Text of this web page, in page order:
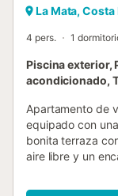
La Mata, Costa
4 pers. 1
Piscina exterior,
acondicionado,
Apartamento de
equipado con
bonita terraza
aire libre y un
distancia de la